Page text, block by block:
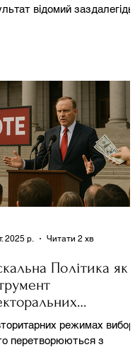
відомий заздалегідь.
Політика як
врежимах вибори
перетворюються з
2025 р. Читати 2 хв